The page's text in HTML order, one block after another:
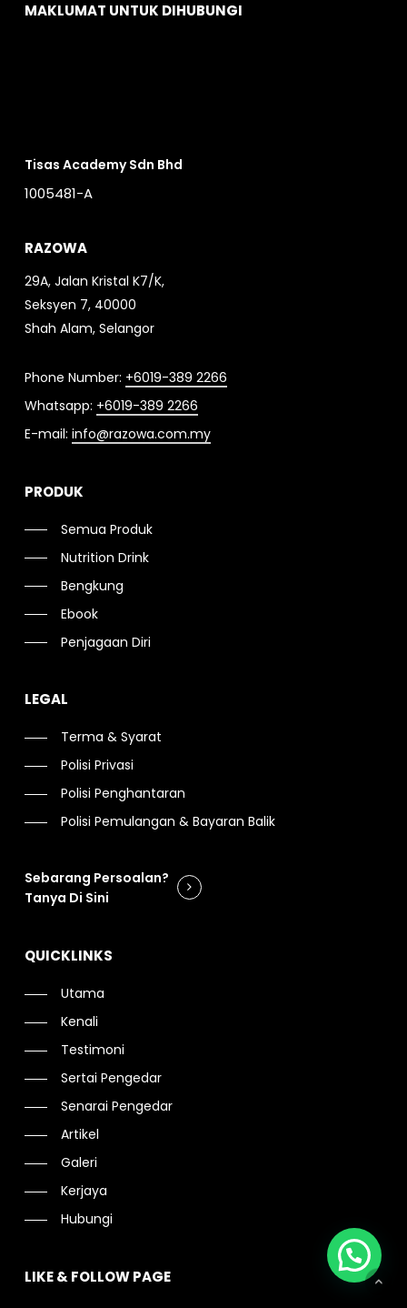
MAKLUMAT UNTUK DIHUBUNGI
Tisas Academy Sdn Bhd
1005481-A
RAZOWA
29A, Jalan Kristal K7/K,
Seksyen 7, 40000
Shah Alam, Selangor
Phone Number: +6019-389 2266
Whatsapp: +6019-389 2266
E-mail: info@razowa.com.my
PRODUK
Semua Produk
Nutrition Drink
Bengkung
Ebook
Penjagaan Diri
LEGAL
Terma & Syarat
Polisi Privasi
Polisi Penghantaran
Polisi Pemulangan & Bayaran Balik
Sebarang Persoalan?
Tanya Di Sini
QUICKLINKS
Utama
Kenali
Testimoni
Sertai Pengedar
Senarai Pengedar
Artikel
Galeri
Kerjaya
Hubungi
LIKE & FOLLOW PAGE